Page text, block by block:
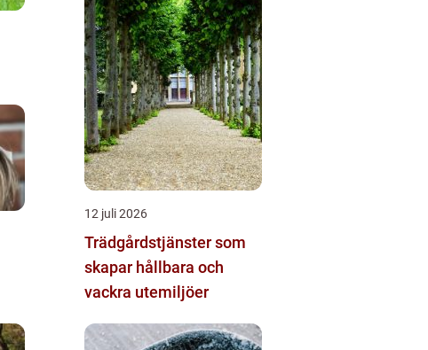
12 juli 2026
Trädgårdstjänster som
skapar hållbara och
vackra utemiljöer